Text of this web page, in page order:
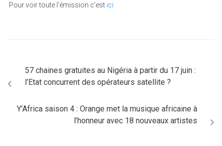
Pour voir toute l’émission c’est ici
57 chaines gratuites au Nigéria à partir du 17 juin :
l’Etat concurrent des opérateurs satellite ?
Y’Africa saison 4 : Orange met la musique africaine à
l’honneur avec 18 nouveaux artistes